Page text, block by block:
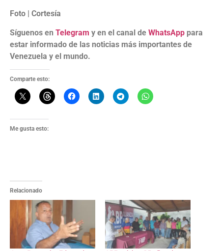
Foto | Cortesía
Síguenos en Telegram y en el canal de WhatsApp para
estar informado de las noticias más importantes de
Venezuela y el mundo.
Comparte esto:
Me gusta esto:
Relacionado